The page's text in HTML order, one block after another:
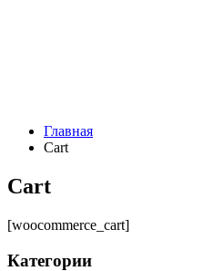
Главная
Cart
Cart
[woocommerce_cart]
Категории